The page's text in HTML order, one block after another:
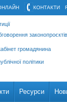
КОНТАКТИ
законопроєктів
громадянина
політики
Ресурси